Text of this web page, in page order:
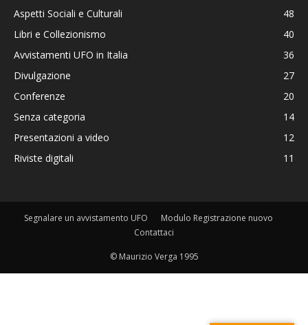
Aspetti Sociali e Culturali
48
Libri e Collezionismo
40
Avvistamenti UFO in Italia
36
Divulgazione
27
Conferenze
20
Senza categoria
14
Presentazioni a video
12
Riviste digitali
11
Segnalare un avvistamento UFO
Modulo Registrazione nuovo
Contattaci
© Maurizio Verga 1995